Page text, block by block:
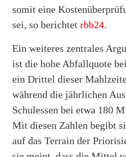
somit eine
sei, so berichtet rbb24.
Ein weiteres zentrales
ist die hohe Abfallquote
ein Drittel dieser
während die jährlichen
Schulessen bei etwa 180
Mit diesen Zahlen begibt
auf das Terrain der